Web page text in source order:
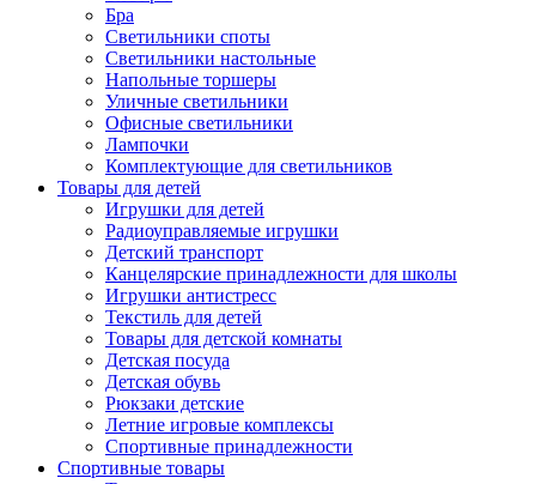
Бра
Светильники споты
Светильники настольные
Напольные торшеры
Уличные светильники
Офисные светильники
Лампочки
Комплектующие для светильников
Товары для детей
Игрушки для детей
Радиоуправляемые игрушки
Детский транспорт
Канцелярские принадлежности для школы
Игрушки антистресс
Текстиль для детей
Товары для детской комнаты
Детская посуда
Детская обувь
Рюкзаки детские
Летние игровые комплексы
Спортивные принадлежности
Спортивные товары